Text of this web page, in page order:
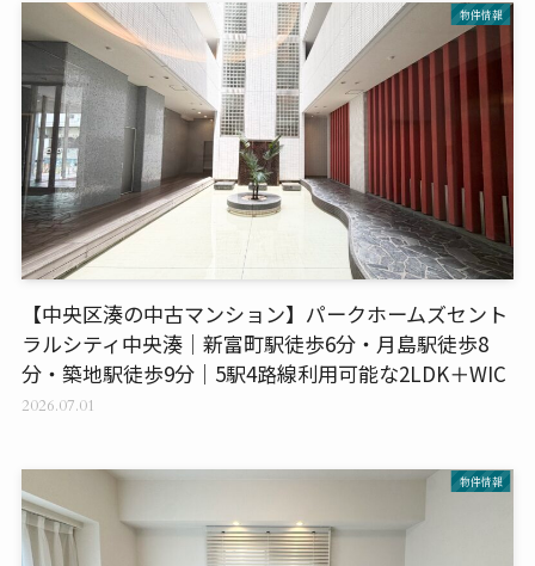
物件情報
【中央区湊の中古マンション】パークホームズセント
ラルシティ中央湊｜新富町駅徒歩6分・月島駅徒歩8
分・築地駅徒歩9分｜5駅4路線利用可能な2LDK＋WIC
2026.07.01
物件情報